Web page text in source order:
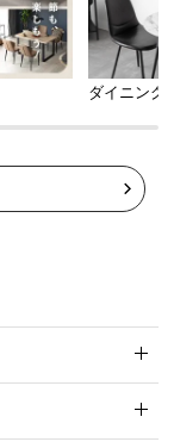
高さ
約33㎝
には指をかけ
ダイニング